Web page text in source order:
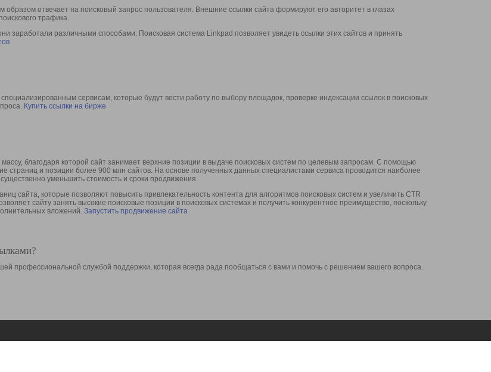
отвечает на поисковый запрос пользователя. Внешние ссылки сайта формируют его авторитет в глазах
трафика.
заработали различными способами. Поисковая система Linkpad позволяет увидеть ссылки этих сайтов и принять
сервисам, которые будут вести работу по выбору площадок, проверке индексации ссылок в поисковых
Купить ссылки на бирже
благодаря которой сайт занимает верхние позиции в выдаче поисковых систем по целевым запросам. С помощью
страниц и позиции более 900 млн сайтов. На основе полученных данных специалистами сервиса проводится наиболее
уменьшить стоимость и сроки продвижения.
сайта, которые позволяют повысить привлекательность контента для алгоритмов поисковых систем и увеличить CTR
сайту занять высокие поисковые позиции в поисковых системах и получить конкурентное преимущество, поскольку
вложений. Запустить продвижение сайта
профессиональной службой поддержки, которая всегда рада пообщаться с вами и помочь с решением вашего вопроса.